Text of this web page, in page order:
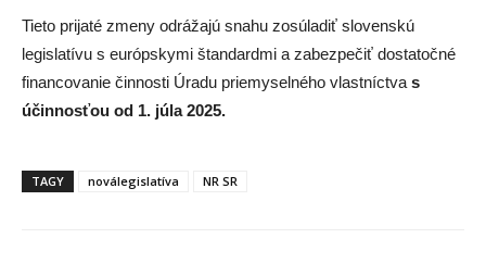
Tieto prijaté zmeny odrážajú snahu zosúladiť slovenskú
legislatívu s európskymi štandardmi a zabezpečiť dostatočné
financovanie činnosti Úradu priemyselného vlastníctva s
účinnosťou od 1. júla 2025.
TAGY noválegislatíva NR SR